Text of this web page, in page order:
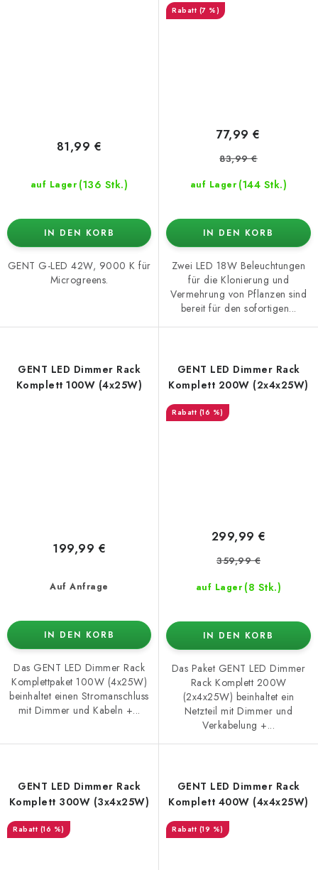
auf Lager (136 Stk.)
81,99 €
IN DEN KORB
GENT G-LED 42W, 9000 K für
Microgreens.
(7 %)
auf Lager (144 Stk.)
77,99 €
83,99 €
IN DEN KORB
Zwei LED 18W Beleuchtungen
für die Klonierung und
Vermehrung von Pflanzen sind
bereit für den sofortigen...
GENT LED Dimmer Rack
Komplett 100W (4x25W)
Auf Anfrage
199,99 €
IN DEN KORB
Das GENT LED Dimmer Rack
Komplettpaket 100W (4x25W)
beinhaltet einen Stromanschluss
mit Dimmer und Kabeln +...
GENT LED Dimmer Rack
Komplett 200W (2x4x25W)
(16 %)
auf Lager (8 Stk.)
299,99 €
359,99 €
IN DEN KORB
Das Paket GENT LED Dimmer
Rack Komplett 200W
(2x4x25W) beinhaltet ein
Netzteil mit Dimmer und
Verkabelung +...
GENT LED Dimmer Rack
Komplett 300W (3x4x25W)
(16 %)
GENT LED Dimmer Rack
Komplett 400W (4x4x25W)
(19 %)